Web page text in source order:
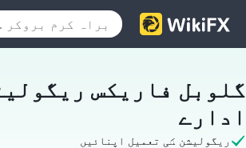
گلوبل فاریکس
ادارے
ریگولیشن کی تعمیل اپنائیں